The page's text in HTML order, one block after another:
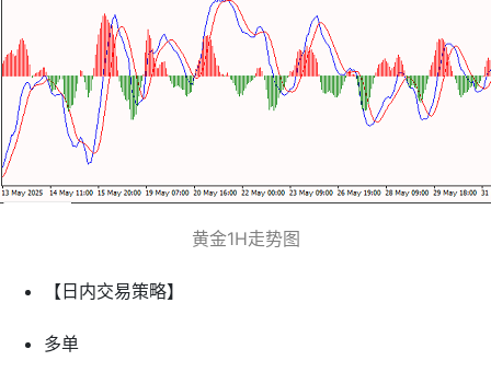
黄金1H走势图
【日内交易策略】
多单